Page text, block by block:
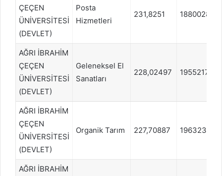
ÇEÇEN
ÜNİVERSİTESİ
(DEVLET)
Posta
Hizmetleri
231,8251 1880028
AĞRI İBRAHİM
ÇEÇEN
ÜNİVERSİTESİ
(DEVLET)
Geleneksel El
Sanatları
228,02497 1955217
AĞRI İBRAHİM
ÇEÇEN
ÜNİVERSİTESİ
(DEVLET)
Organik Tarım 227,70887 1963237
AĞRI İBRAHİM